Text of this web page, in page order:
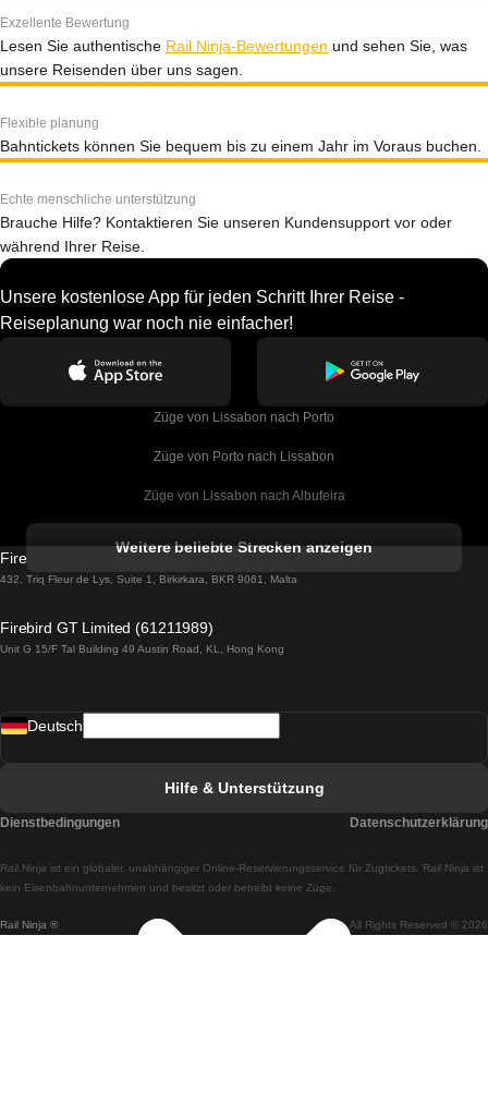
Exzellente Bewertung
Lesen Sie authentische Rail Ninja-Bewertungen und sehen Sie, was
unsere Reisenden über uns sagen.
Flexible planung
Bahntickets können Sie bequem bis zu einem Jahr im Voraus buchen.
Echte menschliche unterstützung
Brauche Hilfe? Kontaktieren Sie unseren Kundensupport vor oder
während Ihrer Reise.
Unsere kostenlose App für jeden Schritt Ihrer Reise -
Reiseplanung war noch nie einfacher!
Züge von Lissabon nach Porto
Züge von Porto nach Lissabon
Züge von Lissabon nach Albufeira
Züge von Lissabon nach Lagos
Züge von Lissabon nach Madrid
Züge von Lissabon nach Braga
Züge von Braga nach Lissabon
Weitere beliebte Strecken anzeigen
Firebird GT Limited (OC 1451)
432, Triq Fleur de Lys, Suite 1, Birkirkara, BKR 9061, Malta
Firebird GT Limited (61211989)
Unit G 15/F Tal Building 49 Austin Road, KL, Hong Kong
Rail Ninja ® All Rights Reserved © 2026
Rail.Ninja ist ein globaler, unabhängiger Online-Reservierungsservice für Zugtickets. Rail Ninja ist
kein Eisenbahnunternehmen und besitzt oder betreibt keine Züge.
Deutsch
Hilfe & Unterstützung
Dienstbedingungen Datenschutzerklärung